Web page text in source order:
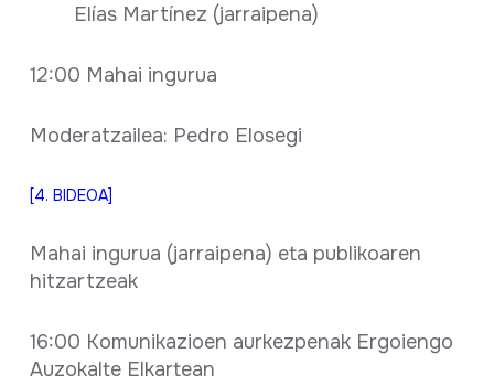
Elías Martínez (jarraipena)
12:00 Mahai ingurua
Moderatzailea: Pedro Elosegi
[4. BIDEOA]
Mahai ingurua (jarraipena) eta publikoaren
hitzartzeak
16:00 Komunikazioen aurkezpenak Ergoiengo
Auzokalte Elkartean